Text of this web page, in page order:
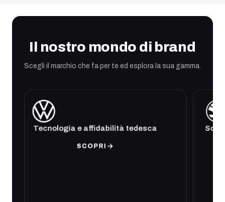
Il nostro mondo di brand
Scegli il marchio che fa per te ed esplora la sua gamma.
Tecnologia e affidabilità tedesca
SCOPRI